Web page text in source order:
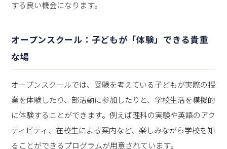
する良い機会になります。
オープンスクール：子どもが「体験」できる貴重
な場
オープンスクールでは、受験を考えている子どもが実際の授
業を体験したり、部活動に参加したりと、学校生活を模擬的
に体験することができます。例えば理科の実験や英語のアク
ティビティ、在校生による案内など、楽しみながら学校を知
ることができるプログラムが用意されています。